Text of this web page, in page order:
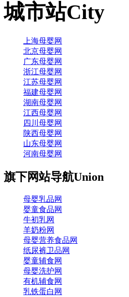
城市站City
上海母婴网
北京母婴网
广东母婴网
浙江母婴网
江苏母婴网
福建母婴网
湖南母婴网
江西母婴网
四川母婴网
陕西母婴网
山东母婴网
河南母婴网
旗下网站导航Union
母婴乳品网
婴童食品网
牛初乳网
羊奶粉网
母婴营养食品网
纸尿裤卫品网
婴童辅食网
母婴洗护网
有机辅食网
乳铁蛋白网